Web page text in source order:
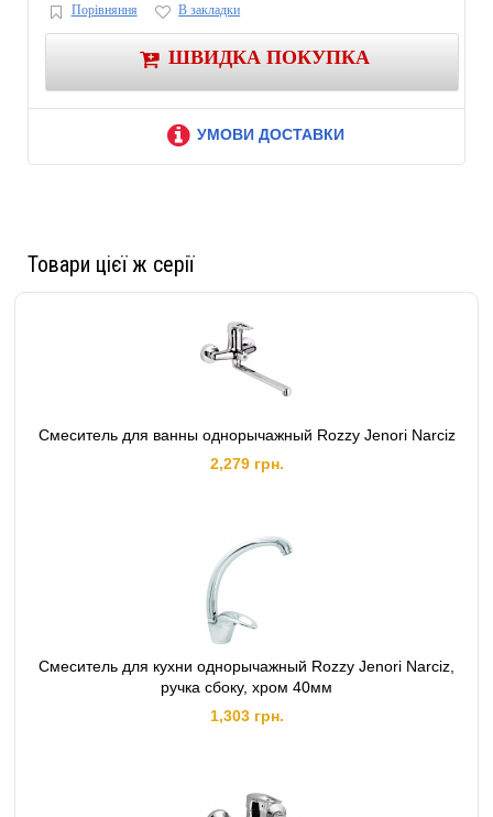
Порівняння В закладки
ШВИДКА ПОКУПКА
УМОВИ ДОСТАВКИ
Товари цієї ж серії
Смеситель для ванны однорычажный Rozzy Jenori Narciz
2,279 грн.
Смеситель для кухни однорычажный Rozzy Jenori Narciz,
ручка сбоку, хром 40мм
1,303 грн.